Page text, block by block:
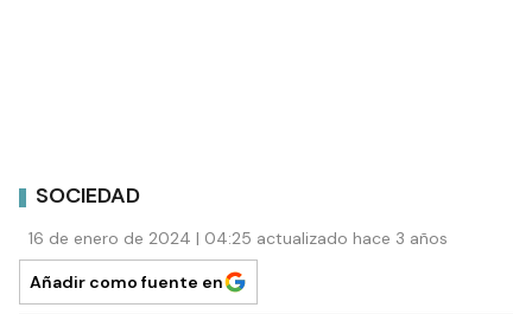
SOCIEDAD
16 de enero de 2024 | 04:25 actualizado hace 3 años
Añadir como fuente en